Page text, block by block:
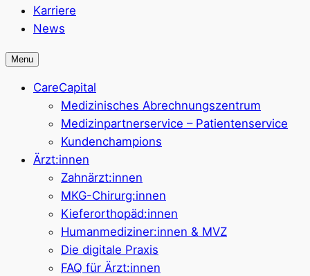
Karriere
News
Menu
CareCapital
Medizinisches Abrechnungszentrum
Medizinpartnerservice – Patientenservice
Kundenchampions
Ärzt:innen
Zahnärzt:innen
MKG-Chirurg:innen
Kieferorthopäd:innen
Humanmediziner:innen & MVZ
Die digitale Praxis
FAQ für Ärzt:innen